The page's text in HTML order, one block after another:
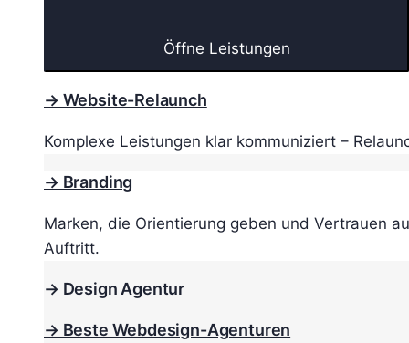
Öffne Leistungen
→ Website-Relaunch
Komplexe Leistungen klar kommuniziert –
→ Branding
Marken, die Orientierung geben und Vertrauen
Auftritt.
→ Design Agentur
→ Beste Webdesign-Agenturen